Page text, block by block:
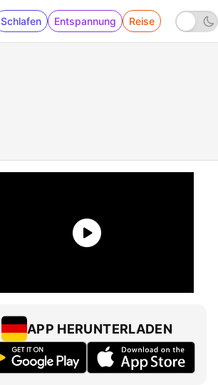
Schlafen Entspannung Reise
APP HERUNTERLADEN